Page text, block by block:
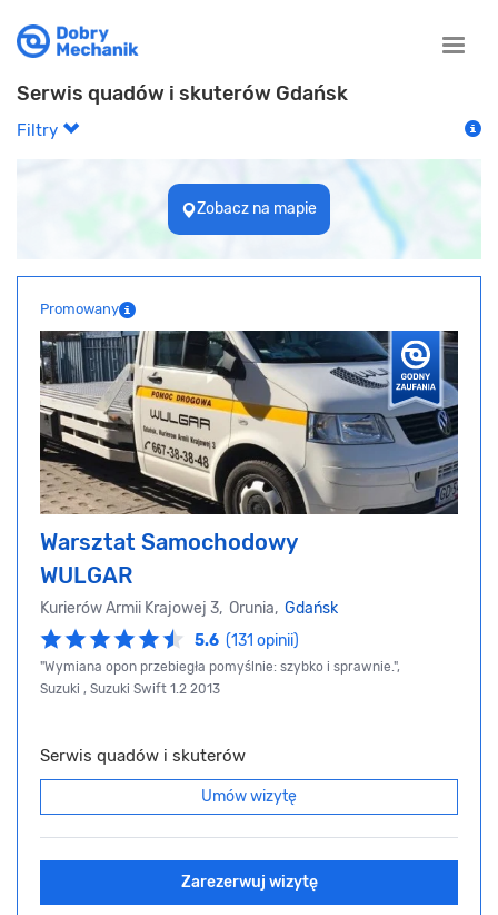
Toggle
Serwis quadów i skuterów Gdańsk
Filtry
Zobacz na mapie
Promowany
Warsztat Samochodowy
WULGAR
Kurierów Armii Krajowej 3, Orunia, Gdańsk
5.6 (131 opinii)
"Wymiana opon przebiegła pomyślnie: szybko i sprawnie.",
Suzuki , Suzuki Swift 1.2 2013
Serwis quadów i skuterów
Umów wizytę
Zarezerwuj wizytę